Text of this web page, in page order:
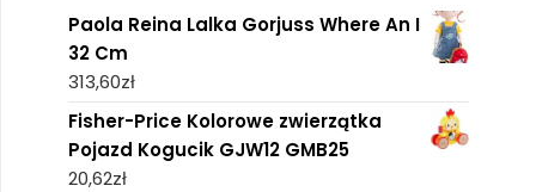
Paola Reina Lalka Gorjuss Where An I
32 Cm
313,60zł
Fisher-Price Kolorowe zwierzątka
Pojazd Kogucik GJW12 GMB25
20,62zł